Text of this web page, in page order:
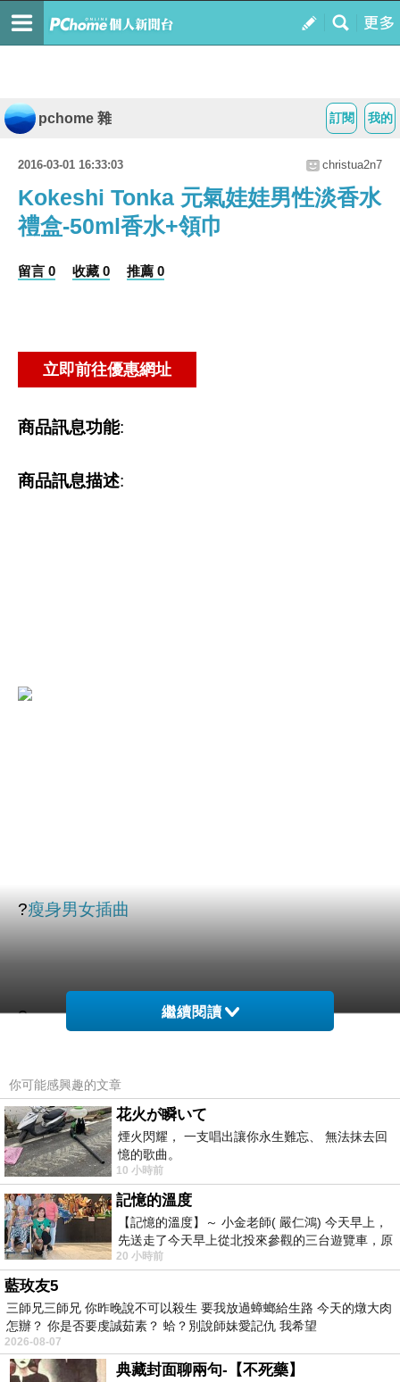
我的
訂閱
pchome 雜
2016-03-01 16:33:03 christua2n7
Kokeshi Tonka 元氣娃娃男性淡香水
禮盒-50ml香水+領巾
留言 0 收藏 0 推薦 0
商品訊息功能:
商品訊息描述:
?瘦身男女插曲
?
商品訊息簡述:
⊕★Tonka好運娃娃，帶來健康元氣的每一天
⊕★清新樹林自然香水
繼續閱讀
你可能感興趣的文章
花火が瞬いて
煙火閃耀， 一支唱出讓你永生難忘、 無法抹去回
憶的歌曲。
10 小時前
記憶的溫度
【記憶的溫度】～ 小金老師( 嚴仁鴻) 今天早上，
先送走了今天早上從北投來參觀的三台遊覽車，原
以為展場已經差不多要安靜下來，卻發
20 小時前
藍玫友5
三師兄三師兄 你昨晚說不可以殺生 要我放過蟑螂給生路 今天的燉大肉
怎辦？ 你是否要虔誠茹素？ 蛤？別說師妹愛記仇 我希望
2026-08-07
典藏封面聊兩句-【不死藥】